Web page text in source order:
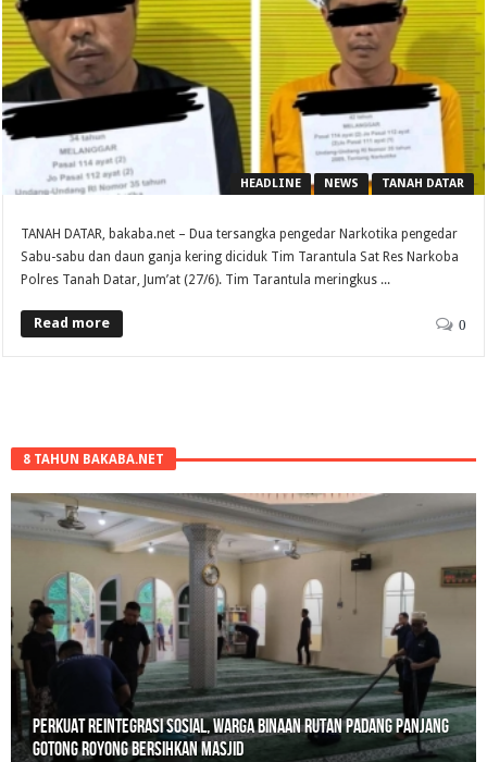
HEADLINE NEWS TANAH DATAR
TANAH DATAR, bakaba.net – Dua tersangka pengedar Narkotika pengedar
Sabu-sabu dan daun ganja kering diciduk Tim Tarantula Sat Res Narkoba
Polres Tanah Datar, Jum’at (27/6). Tim Tarantula meringkus ...
Read more 0
8 TAHUN BAKABA.NET
Perkuat Reintegrasi Sosial, Warga Binaan Rutan Padang Panjang
Gotong Royong Bersihkan Masjid